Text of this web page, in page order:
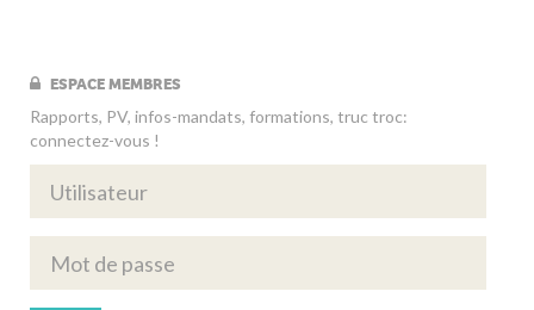
ESPACE MEMBRES
Rapports, PV, infos-mandats, formations, truc troc:
connectez-vous !